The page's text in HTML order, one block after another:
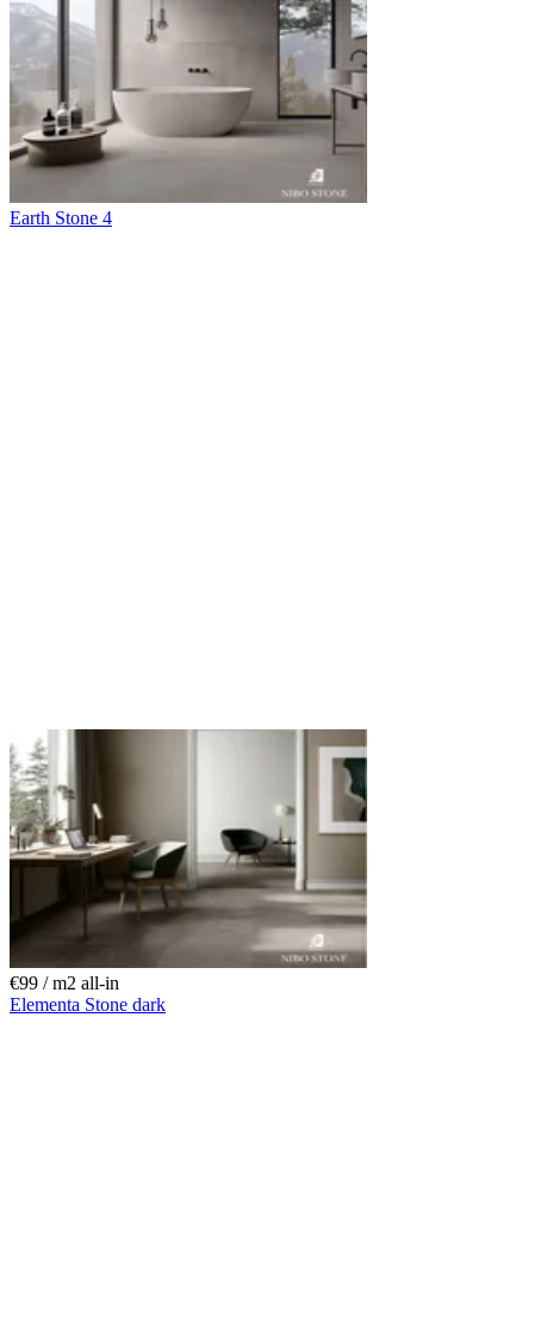
Earth Stone 4
€99 / m2 all-in
Elementa Stone dark